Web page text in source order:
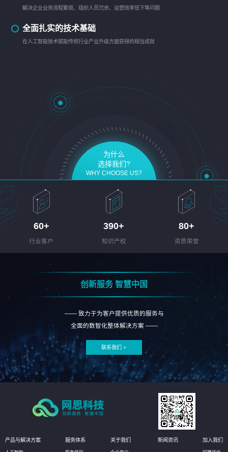
解决企业业务流程繁琐、组织人员冗余、运营效率低下等问题
全面扎实的技术基础
在人工智能技术赋能传统行业产业升级方面获得的相当成就
为什么
选择我们?
WHY CHOOSE US?
60+
行业客户
390+
知识产权
80+
资质荣誉
创新服务 智慧中国
—— 致力于为客户提供优质的服务与
全面的数智化整体解决方案 ——
联系我们 >
产品与解决方案 服务体系 关于我们 新闻资讯 加入我们